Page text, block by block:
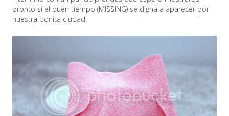
pronto si el buen tiempo (MISSING) se digna a aparecer por
nuestra bonita ciudad.